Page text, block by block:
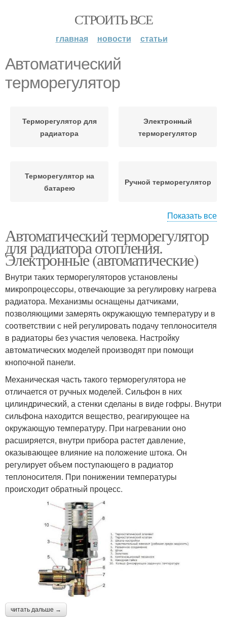
СТРОИТЬ ВСЕ
главная новости статьи
Автоматический
терморегулятор
Терморегулятор для
радиатора
Электронный
терморегулятор
Терморегулятор на
батарею
Ручной терморегулятор
регулятор
системы
Инновационные
терморегуляторы
Терморегулятор на
радиатор
Терморегулятор в
системе
Терморегуляторы с
датчиком
Терморегулятор для
масляного
обогревателя
Радиаторные
терморегуляторы
Показать все
Автоматический терморегулятор
для радиатора отопления.
Электронные (автоматические)
Внутри таких терморегуляторов установлены
микропроцессоры, отвечающие за регулировку нагрева
радиатора. Механизмы оснащены датчиками,
позволяющими замерять окружающую температуру и в
соответствии с ней регулировать подачу теплоносителя
в радиаторы без участия человека. Настройку
автоматических моделей производят при помощи
кнопочной панели.
Механическая часть такого терморегулятора не
отличается от ручных моделей. Сильфон в них
цилиндрический, а стенки сделаны в виде гофры. Внутри
сильфона находится вещество, реагирующее на
окружающую температуру. При нагревании оно
расширяется, внутри прибора растет давление,
оказывающее влияние на положение штока. Он
регулирует объем поступающего в радиатор
теплоносителя. При понижении температуры
происходит обратный процесс.
читать дальше →